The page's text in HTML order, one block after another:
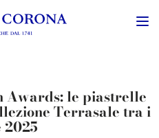
Awards: le piastrelle
Terrasale tra i